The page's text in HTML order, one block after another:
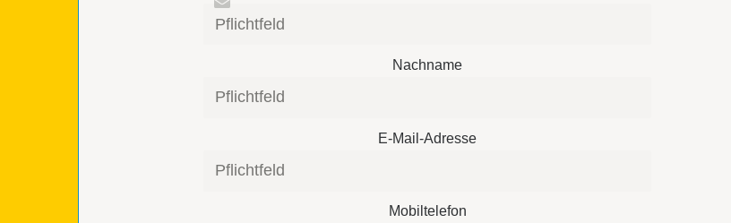
Nachname
E-Mail-Adresse
Mobiltelefon